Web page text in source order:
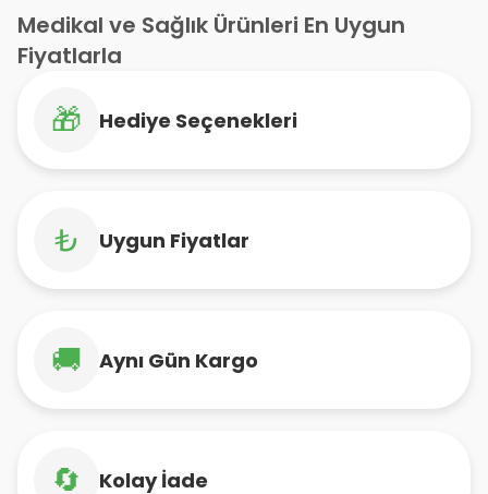
Medikal ve Sağlık Ürünleri En Uygun
Fiyatlarla
🎁 Hediye Seçenekleri
₺ Uygun Fiyatlar
🚚 Aynı Gün Kargo
🔄 Kolay İade